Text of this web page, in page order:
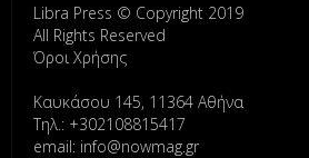
Libra Press © Copyright 2019
All Rights Reserved
Όροι Χρήσης
Καυκάσου 145, 11364 Αθήνα
Τηλ.: +302108815417
email: info@nowmag.gr